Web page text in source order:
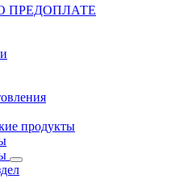
ПРЕДОПЛАТЕ
продукты